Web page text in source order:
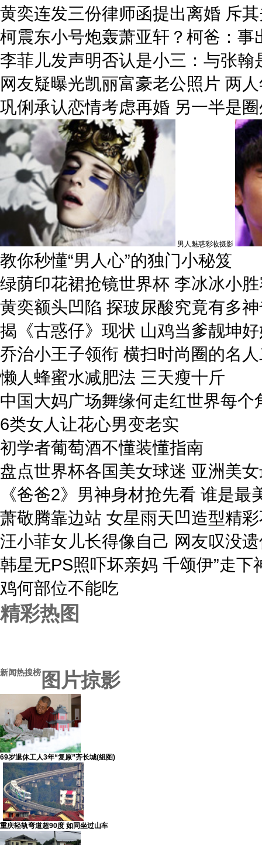
黄奕连发三份律师函提出离婚 斥
柯震东小号炮轰萧亚轩？柯爸：事
李菲儿发声明否认是小三：与张翰
网友疑曝光凯丽富豪老公照片 两
巩俐承认恋情考虑再婚 另一半是
男人魅惑彩妆摄影
教你秒懂“男人心”的独门小秘笈
绿荫印花裙抢镜世界杯 李冰冰小
黄奕额头凹陷 探玻尿酸究竟有多
揭《古惑仔》现状 山鸡当爹靓坤
乔治小王子领衔 横扫时尚圈的名
懒人蜂蜜水减肥法 三天瘦十斤
中国大妈广场舞缘何走红世界每个
6类女人让花心男变老实
初学者葡萄酒不懂装懂指南
盘点世界杯各国美女球迷 亚洲美
《爸爸2》男神身材抢先看 谁是最
萧敬腾靠边站 女星雨天凹造型精
汪小菲女儿长得像自己 网友叹没
韩星无PS照吓坏亲妈 千颂伊”走下
鸡何部位不能吃
精彩热图
新闻热搜榜 图片掠影
69岁退休工人3年“复原”齐长城(组图)
重庆轻轨弯道超90度 如同坐过山车